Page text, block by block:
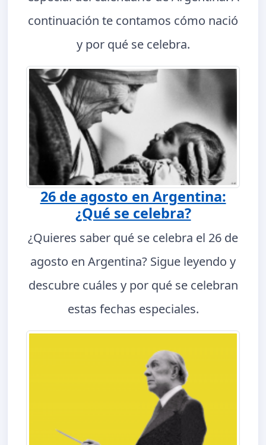
continuación te contamos cómo nació
y por qué se celebra.
26 de agosto en Argentina:
¿Qué se celebra?
¿Quieres saber qué se celebra el 26 de
agosto en Argentina? Sigue leyendo y
descubre cuáles y por qué se celebran
estas fechas especiales.